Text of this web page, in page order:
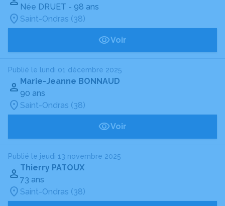
Née DRUET - 98 ans
Saint-Ondras (38)
Voir
Publié le lundi 01 décembre 2025
Marie-Jeanne BONNAUD
90 ans
Saint-Ondras (38)
Voir
Publié le jeudi 13 novembre 2025
Thierry PATOUX
73 ans
Saint-Ondras (38)